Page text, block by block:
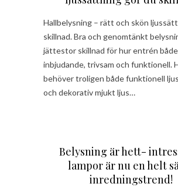
Hallbelysning – rätt och skön
skillnad. Bra och genomtänkt
jättestor skillnad för hur entrén
inbjudande, trivsam och funktionell.
behöver troligen både funktionell
och dekorativ mjukt ljus…
Belysning är hett-
lampor är nu en helt
inredningstrend!